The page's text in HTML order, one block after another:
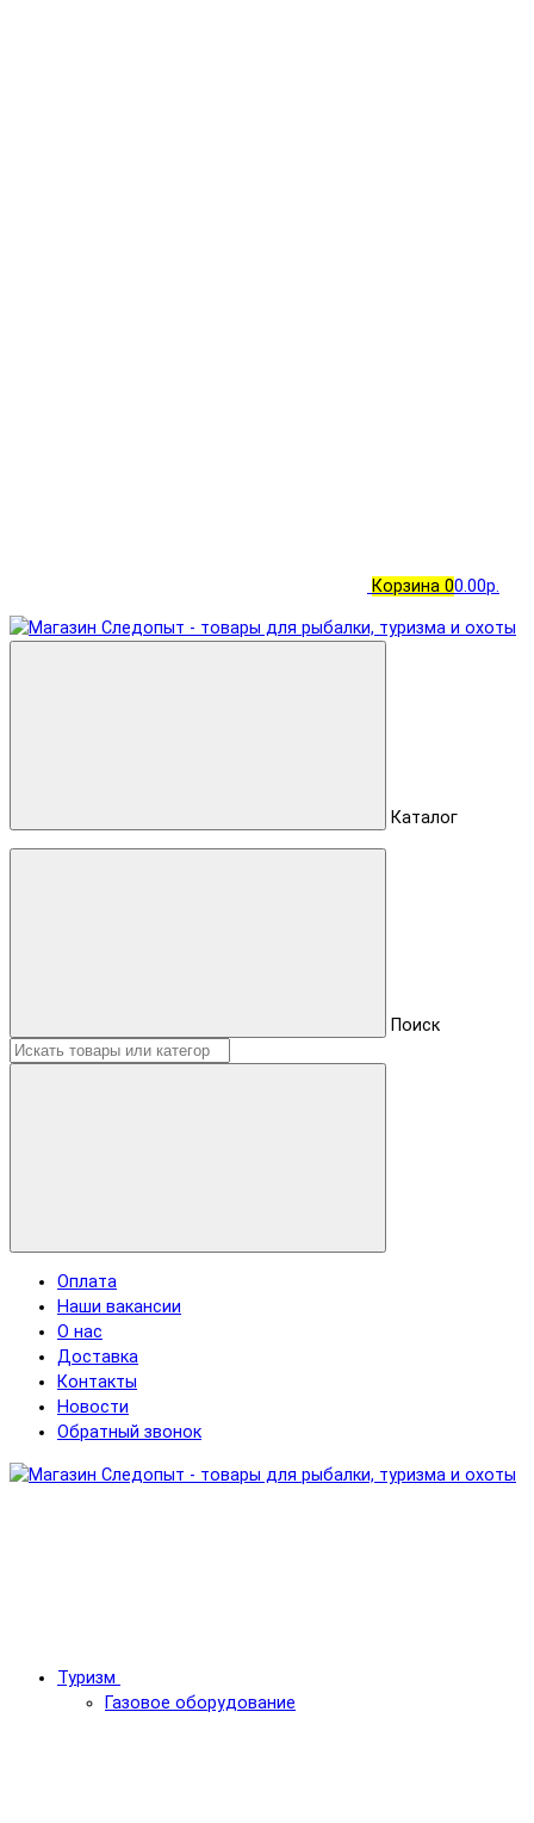
Корзина 00.00р.
Каталог
Поиск
Оплата
Наши вакансии
О нас
Доставка
Контакты
Новости
Обратный звонок
Туризм
Газовое оборудование